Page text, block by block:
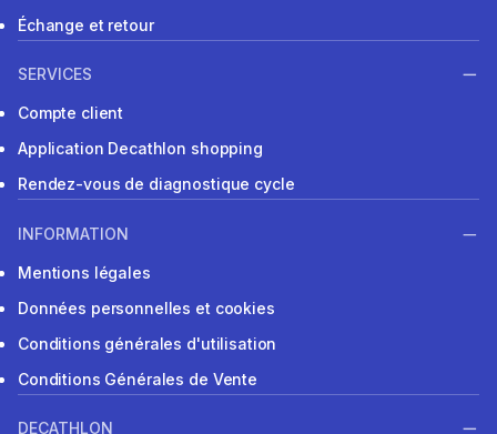
Échange et retour
SERVICES
Compte client
Application Decathlon shopping
Rendez-vous de diagnostique cycle
INFORMATION
Mentions légales
Données personnelles et cookies
Conditions générales d'utilisation
Conditions Générales de Vente
DECATHLON